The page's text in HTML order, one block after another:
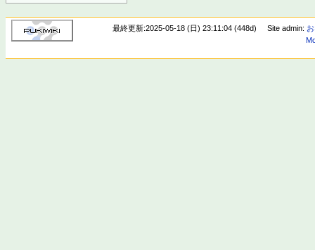
最終更新:2025-05-18 (日) 23:11:04 (448d) Site admin: